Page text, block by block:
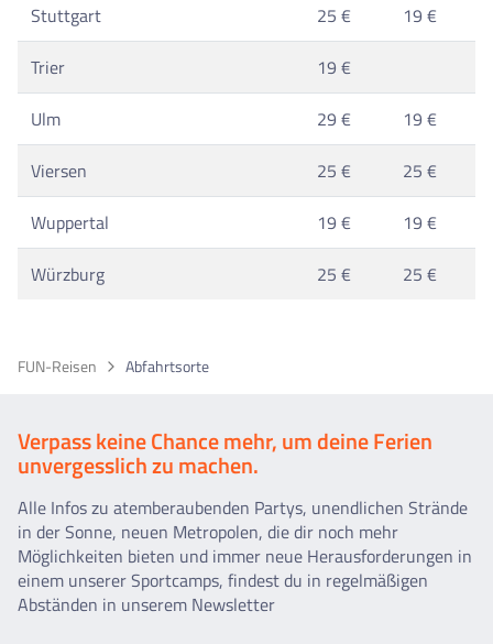
Stuttgart
25 €
19 €
Trier
19 €
Ulm
29 €
19 €
Viersen
25 €
25 €
Wuppertal
19 €
19 €
Würzburg
25 € 25 €
FUN-Reisen Abfahrtsorte
Verpass keine Chance mehr, um deine Ferien
unvergesslich zu machen.
Alle Infos zu atemberaubenden Partys, unendlichen Strände
in der Sonne, neuen Metropolen, die dir noch mehr
Möglichkeiten bieten und immer neue Herausforderungen in
einem unserer Sportcamps, findest du in regelmäßigen
Abständen in unserem Newsletter